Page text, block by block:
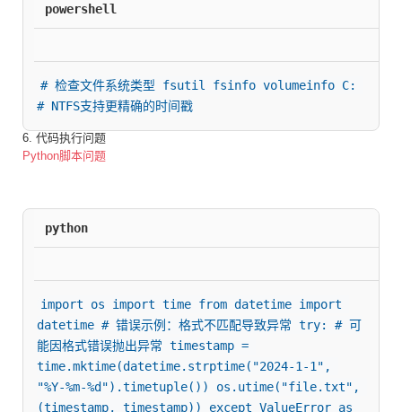
powershell
# 检查文件系统类型 fsutil fsinfo volumeinfo C:
# NTFS支持更精确的时间戳
6. 代码执行问题
Python脚本问题
python
import os import time from datetime import
datetime # 错误示例：格式不匹配导致异常 try: # 可
能因格式错误抛出异常 timestamp =
time.mktime(datetime.strptime("2024-1-1",
"%Y-%m-%d").timetuple()) os.utime("file.txt",
(timestamp, timestamp)) except ValueError as